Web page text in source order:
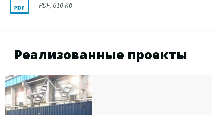
PDF, 610 Кб
Реализованные проекты